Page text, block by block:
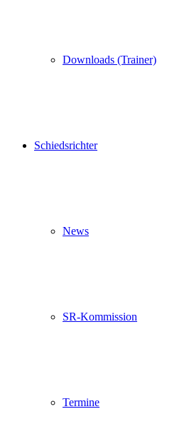
Downloads (Trainer)
Schiedsrichter
News
SR-Kommission
Termine